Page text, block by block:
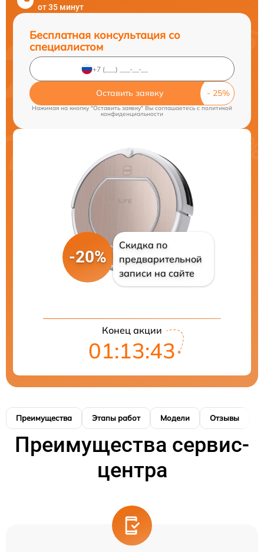
от 35 минут
Бесплатная консультация со
специалистом
Оставить заявку
Нажимая на кнопку "Оставить заявку" Вы соглашаетесь c политикой
конфиденциальности
-20%
Скидка по
предварительной
записи на сайте
Конец акции
01:13:42
Преимущества Этапы работ Модели Отзывы
Преимущества сервис-
центра